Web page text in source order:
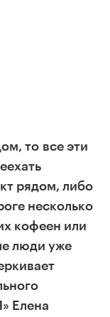
то все эти
рядом, либо
несколько
кофеен или
люди уже
Елена